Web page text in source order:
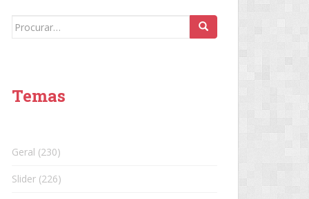
Search
Temas
Geral (230)
Slider (226)